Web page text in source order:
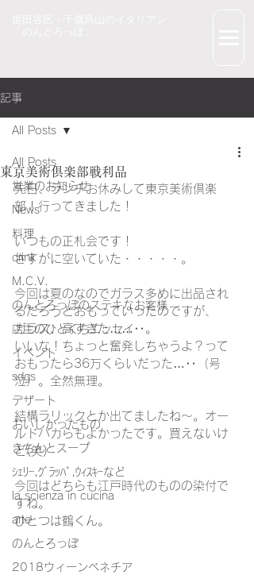
記事
All Posts
営業のお知らせ
News
料理
drink
M.C.V.
のんとろっぽのステキなお客様
店主のひとくちエッセイ
イベント
sdgs
デザート
おいしかったもの
きちんとスープ
ｼｪﾘｰ,ｸﾞﾗｯﾊﾟ,ｳｨｽｷｰなど
la scienza in cucina
arte
のんとろっぽ
2018ウィーンベネチア
All Posts
東京美術倶楽部戦利品
先日、ランチお休みして 東京美術倶楽
部！行ってきました！
いつもの正札会です！
さすがに空いていた・・・・・。
今回は夏のなのでガラス多めに出品され
るだろうとおもっていったのですが、
ガラス、高すぎた……‥。
いいな！ちょっと奮発しちゃうよ？って
おもったら36万くらいだった…‥（号
泣）。全然無理。
結構ラリックとか出てましたね～。オー
ルドバカらもよかったです。買えないけ
ど(笑)
今回はどちらも江戸時代のものの染付で
すね。
ひとつは鶴くん。